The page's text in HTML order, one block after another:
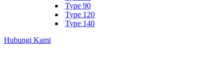
Type 90
Type 120
Type 140
Hubungi Kami